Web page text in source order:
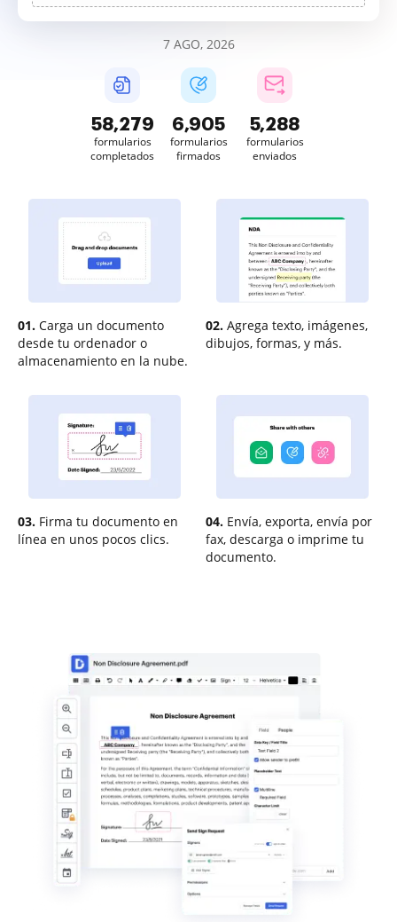
7 AGO, 2026
58,279
formularios
completados
6,905
formularios
firmados
5,288
formularios
enviados
01. Carga un documento
desde tu ordenador o
almacenamiento en la nube.
02. Agrega texto, imágenes,
dibujos, formas, y más.
03. Firma tu documento en
línea en unos pocos clics.
04. Envía, exporta, envía por
fax, descarga o imprime tu
documento.